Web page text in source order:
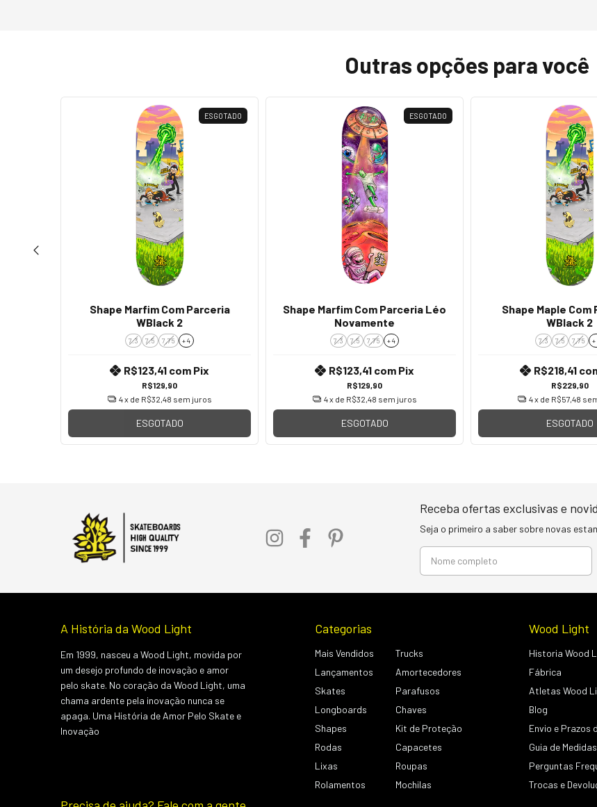
Outras opções para você
ESGOTADO
Shape Marfim Com Parceria
WBlack 2
7.3 7.5 7,75 + 4
R$129,90
R$123,41 com Pix
4x de R$32,48 sem juros
ESGOTADO
ESGOTADO
Shape Marfim Com Parceria Léo
Novamente
7.3 7.5 7.75 + 4
R$129,90
R$123,41 com Pix
4x de R$32,48 sem juros
ESGOTADO
Shape Maple Com
WBlack 2
7.3 7.5 7,75 +
R$229,90
R$218,41
4x de R$57,48
ESGOTADO
Receba ofertas exclusivas e
Seja o primeiro a saber sobre novas
A História da Wood Light
Em 1999, nasceu a Wood Light, movida por
um desejo profundo de inovação e amor
pelo skate. No coração da Wood Light, uma
chama ardente pela inovação nunca se
apaga. Uma História de Amor Pelo Skate e
Inovação
Categorias
Mais Vendidos
Lançamentos
Skates
Longboards
Shapes
Rodas
Lixas
Rolamentos
Trucks
Amortecedores
Parafusos
Chaves
Kit de Proteção
Capacetes
Roupas
Mochilas
Wood Light
Historia Wood
Fábrica
Atletas Wood
Blog
Envio e Prazos
Guia de Medidas
Perguntas
Trocas e